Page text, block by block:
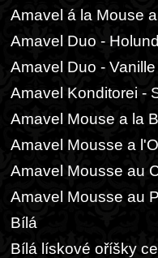
Amavel á la Mouse
Amavel Duo -
Amavel Duo -
Amavel Konditorei -
Amavel Mouse a la
Amavel Mousse a
Amavel Mousse au
Amavel Mousse au
Bílá
Bílá lískové oříšky